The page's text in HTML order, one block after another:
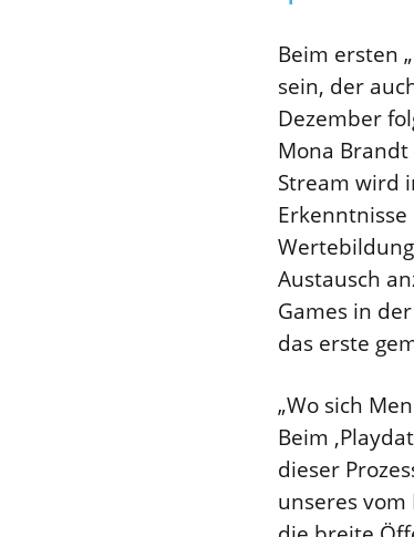
Beim ersten
sein, der
Dezember
Mona
Stream wird
Austausch
Games in
das erste
„Wo sich
Beim
dieser
unseres